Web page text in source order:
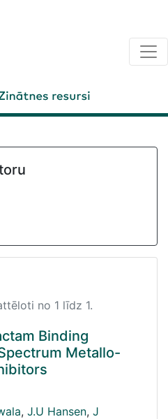
no 1 līdz 1.
Binding
Metallo-
, J.U Hansen, J